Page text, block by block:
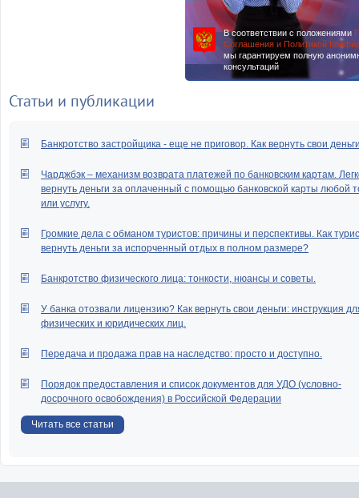
В соответствии с положениями
Соглашения и Политикой
мы гарантируем полную
консультаций
Статьи и публикации
Банкротство застройщика - еще не приговор. Как вернуть свои
Чарджбэк – механизм возврата платежей по банковским картам.
вернуть деньги за оплаченный с помощью банковской карты любой
или услугу.
Громкие дела с обманом туристов: причины и перспективы. Как
вернуть деньги за испорченный отдых в полном размере?
Банкротство физического лица: тонкости, нюансы и советы.
У банка отозвали лицензию? Как вернуть свои деньги: инструкция
физических и юридических лиц.
Передача и продажа прав на наследство: просто и доступно.
Порядок предоставления и список документов для УДО (условно-
досрочного освобождения) в Российской Федерации
Читать все статьи